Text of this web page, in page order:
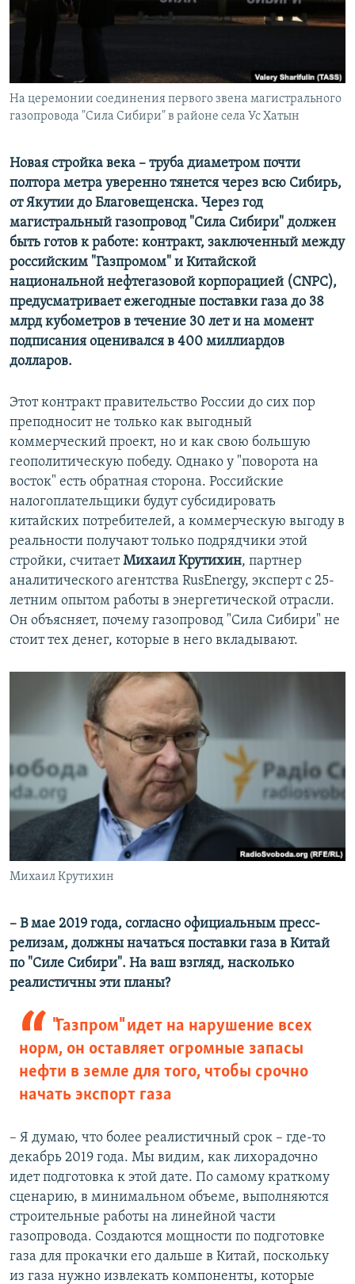
ПОБЕДИТЕЛЕЙ НЕ СУДЯТ?
ELIFBE
УКРАИНСКАЯ ПРОБЛЕМА КРЫМА
ПРИСОЕДИНЯЙТЕСЬ!
Все сайты RFE/RL
На церемонии соединения первого звена магистрального
газопровода "Сила Сибири" в районе села Ус Хатын
Новая стройка века – труба диаметром почти
полтора метра уверенно тянется через всю Сибирь,
от Якутии до Благовещенска. Через год
магистральный газопровод "Сила Сибири" должен
быть готов к работе: контракт, заключенный между
российским "Газпромом" и Китайской
национальной нефтегазовой корпорацией (CNPC),
предусматривает ежегодные поставки газа до 38
млрд кубометров в течение 30 лет и на момент
подписания оценивался в 400 миллиардов
долларов.
Этот контракт правительство России до сих пор
преподносит не только как выгодный
коммерческий проект, но и как свою большую
геополитическую победу. Однако у "поворота на
восток" есть обратная сторона. Российские
налогоплательщики будут субсидировать
китайских потребителей, а коммерческую выгоду в
реальности получают только подрядчики этой
стройки, считаетМихаил Крутихин, партнер
аналитического агентства RusEnergy, эксперт с 25-
летним опытом работы в энергетической отрасли.
Он объясняет, почему газопровод "Сила Сибири" не
стоит тех денег, которые в него вкладывают.
Михаил Крутихин
– В мае 2019 года, согласно официальным пресс-
релизам, должны начаться поставки газа в Китай
по "Силе Сибири". На ваш взгляд, насколько
реалистичны эти планы?
"Газпром" идет на нарушение всех
норм, он оставляет огромные запасы
нефти в земле для того, чтобы срочно
начать экспорт газа
– Я думаю, что более реалистичный срок – где-то
декабрь 2019 года. Мы видим, как лихорадочно
идет подготовка к этой дате. По самому краткому
сценарию, в минимальном объеме, выполняются
строительные работы на линейной части
газопровода. Создаются мощности по подготовке
газа для прокачки его дальше в Китай, поскольку
из газа нужно извлекать компоненты, которые